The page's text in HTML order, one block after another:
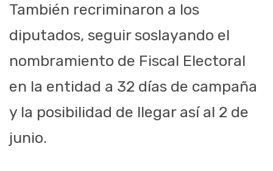
También recriminaron a los
diputados, seguir soslayando el
nombramiento de Fiscal Electoral
en la entidad a 32 días de campaña
y la posibilidad de llegar así al 2 de
junio.